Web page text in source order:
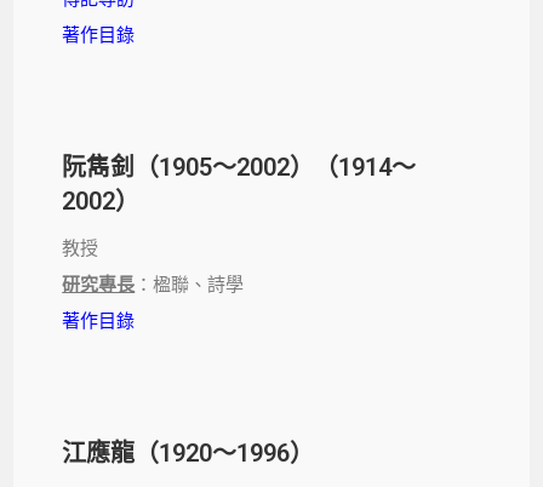
著作目錄
阮雋釗（1905～2002）（1914～
2002）
教授
研究專長 ：楹聯、詩學
著作目錄
江應龍（1920～1996）